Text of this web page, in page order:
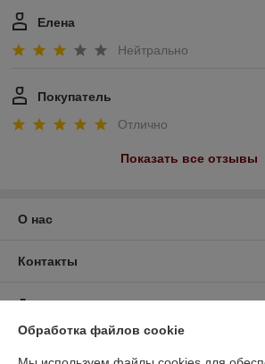
Елена
Нейтрально
Покупатель
Отлично
Показать все отзывы
О нас
Контакты
Доставка и оплата
Обработка файлов cookie